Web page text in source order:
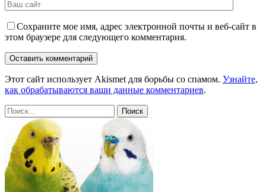
Сохраните мое имя, адрес электронной почты и веб-сайт в
этом браузере для следующего комментария.
Этот сайт использует Akismet для борьбы со спамом. Узнайте,
как обрабатываются ваши данные комментариев.